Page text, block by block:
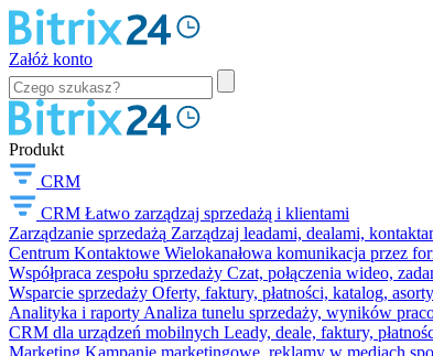
Załóż konto
Produkt
CRM
CRM Łatwo zarządzaj sprzedażą i klientami
Zarządzanie sprzedażą Zarządzaj leadami, dealami,
Centrum Kontaktowe Wielokanałowa komunikacja przez
Współpraca zespołu sprzedaży Czat, połączenia wideo,
Wsparcie sprzedaży Oferty, faktury, płatności, katalog,
Analityka i raporty Analiza tunelu sprzedaży, wyników
CRM dla urządzeń mobilnych Leady, deale, faktury,
Marketing Kampanie marketingowe, reklamy w mediach